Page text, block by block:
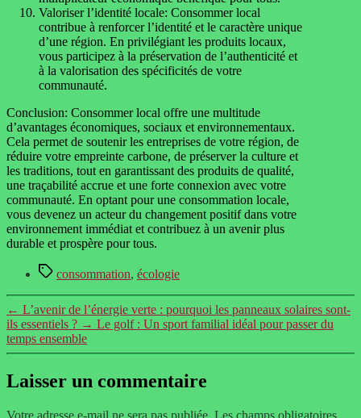
Valoriser l’identité locale: Consommer local
contribue à renforcer l’identité et le caractère unique
d’une région. En privilégiant les produits locaux,
vous participez à la préservation de l’authenticité et
à la valorisation des spécificités de votre
communauté.
Conclusion: Consommer local offre une multitude
d’avantages économiques, sociaux et environnementaux.
Cela permet de soutenir les entreprises de votre région, de
réduire votre empreinte carbone, de préserver la culture et
les traditions, tout en garantissant des produits de qualité,
une traçabilité accrue et une forte connexion avec votre
communauté. En optant pour une consommation locale,
vous devenez un acteur du changement positif dans votre
environnement immédiat et contribuez à un avenir plus
durable et prospère pour tous.
Étiquettes
consommation, écologie
← L’avenir de l’énergie verte : pourquoi les panneaux solaires sont-
ils essentiels ? → Le golf : Un sport familial idéal pour passer du
temps ensemble
Laisser un commentaire
Votre adresse e-mail ne sera pas publiée. Les champs obligatoires